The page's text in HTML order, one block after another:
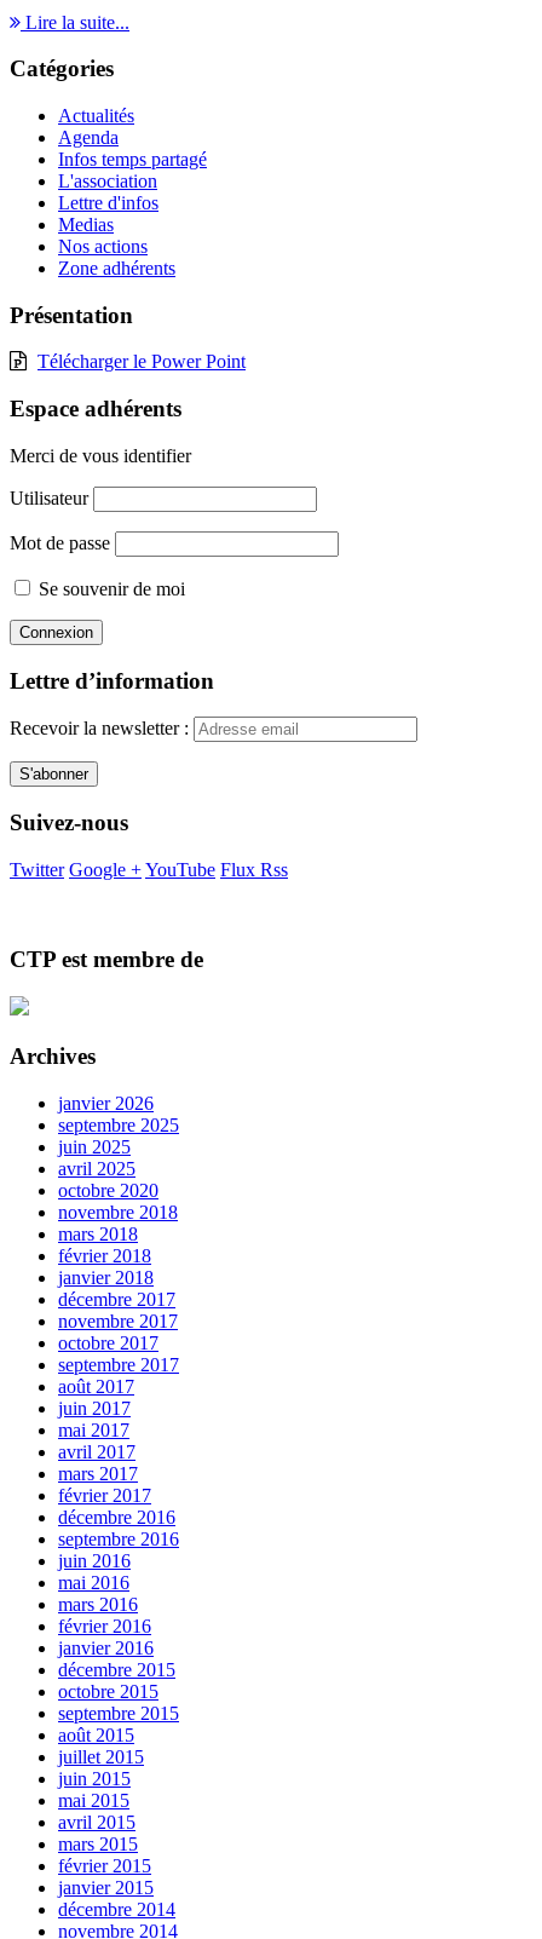
Lire la suite...
Catégories
Actualités
Agenda
Infos temps partagé
L'association
Lettre d'infos
Medias
Nos actions
Zone adhérents
Présentation
Télécharger le Power Point
Espace adhérents
Merci de vous identifier
Utilisateur
Mot de passe
Se souvenir de moi
Lettre d’information
Recevoir la newsletter :
Suivez-nous
Twitter Google +YouTube Flux Rss
CTP est membre de
Archives
janvier 2026
septembre 2025
juin 2025
avril 2025
octobre 2020
novembre 2018
mars 2018
février 2018
janvier 2018
décembre 2017
novembre 2017
octobre 2017
septembre 2017
août 2017
juin 2017
mai 2017
avril 2017
mars 2017
février 2017
décembre 2016
septembre 2016
juin 2016
mai 2016
mars 2016
février 2016
janvier 2016
décembre 2015
octobre 2015
septembre 2015
août 2015
juillet 2015
juin 2015
mai 2015
avril 2015
mars 2015
février 2015
janvier 2015
décembre 2014
novembre 2014